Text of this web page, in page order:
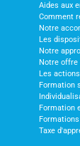
Aides aux
Comment
Notre
Les
Notre
Notre
Les
Formation
Formation
Taxe